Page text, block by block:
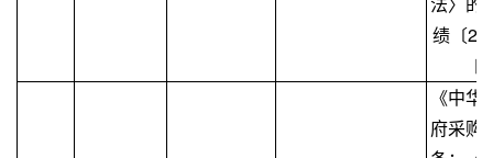
绩〔
《中
府采购